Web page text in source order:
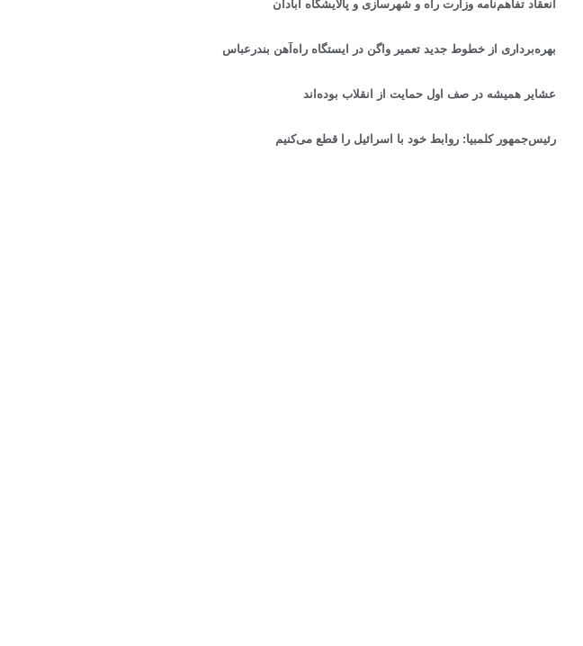
انعقاد تفاهم‌نامه وزارت راه و شهرسازی و پالایشگاه آبادان
بهره‌برداری از خطوط جدید تعمیر واگن در ایستگاه راه‌آهن بندرعباس
عشایر همیشه در صف اول حمایت از انقلاب بوده‌اند
رئیس‌جمهور کلمبیا: روابط خود با اسرائیل را قطع می‌کنیم